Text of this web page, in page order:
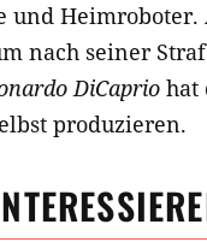
nach seiner
DiCaprio hat
produzieren.